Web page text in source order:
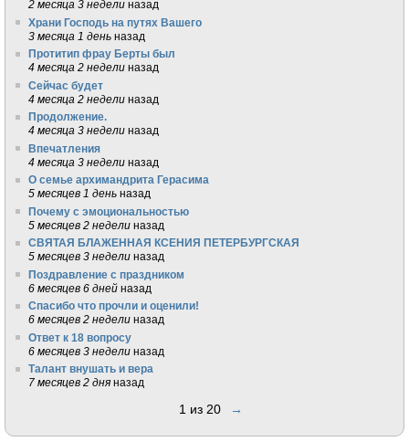
2 месяца 3 недели назад
Храни Господь на путях Вашего
3 месяца 1 день назад
Протитип фрау Берты был
4 месяца 2 недели назад
Сейчас будет
4 месяца 2 недели назад
Продолжение.
4 месяца 3 недели назад
Впечатления
4 месяца 3 недели назад
О семье архимандрита Герасима
5 месяцев 1 день назад
Почему с эмоциональностью
5 месяцев 2 недели назад
СВЯТАЯ БЛАЖЕННАЯ КСЕНИЯ ПЕТЕРБУРГСКАЯ
5 месяцев 3 недели назад
Поздравление с праздником
6 месяцев 6 дней назад
Спасибо что прочли и оценили!
6 месяцев 2 недели назад
Ответ к 18 вопросу
6 месяцев 3 недели назад
Талант внушать и вера
7 месяцев 2 дня назад
1 из 20 →